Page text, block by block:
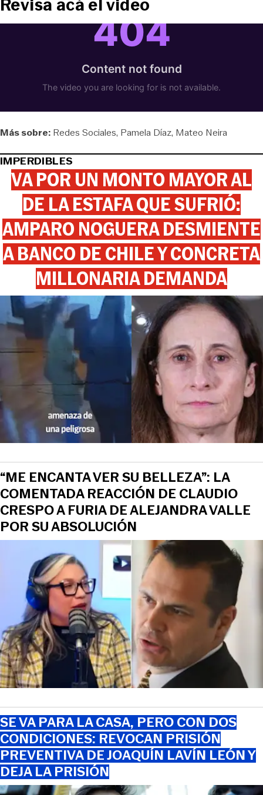
Revisa acá el video
Más sobre: Redes Sociales Pamela Díaz Mateo Neira
IMPERDIBLES
VA POR UN MONTO MAYOR AL
DE LA ESTAFA QUE SUFRIÓ:
AMPARO NOGUERA DESMIENTE
A BANCO DE CHILE Y CONCRETA
MILLONARIA DEMANDA
“ME ENCANTA VER SU BELLEZA”: LA
COMENTADA REACCIÓN DE CLAUDIO
CRESPO A FURIA DE ALEJANDRA VALLE
POR SU ABSOLUCIÓN
SE VA PARA LA CASA, PERO CON DOS
CONDICIONES: REVOCAN PRISIÓN
PREVENTIVA DE JOAQUÍN LAVÍN LEÓN Y
DEJA LA PRISIÓN